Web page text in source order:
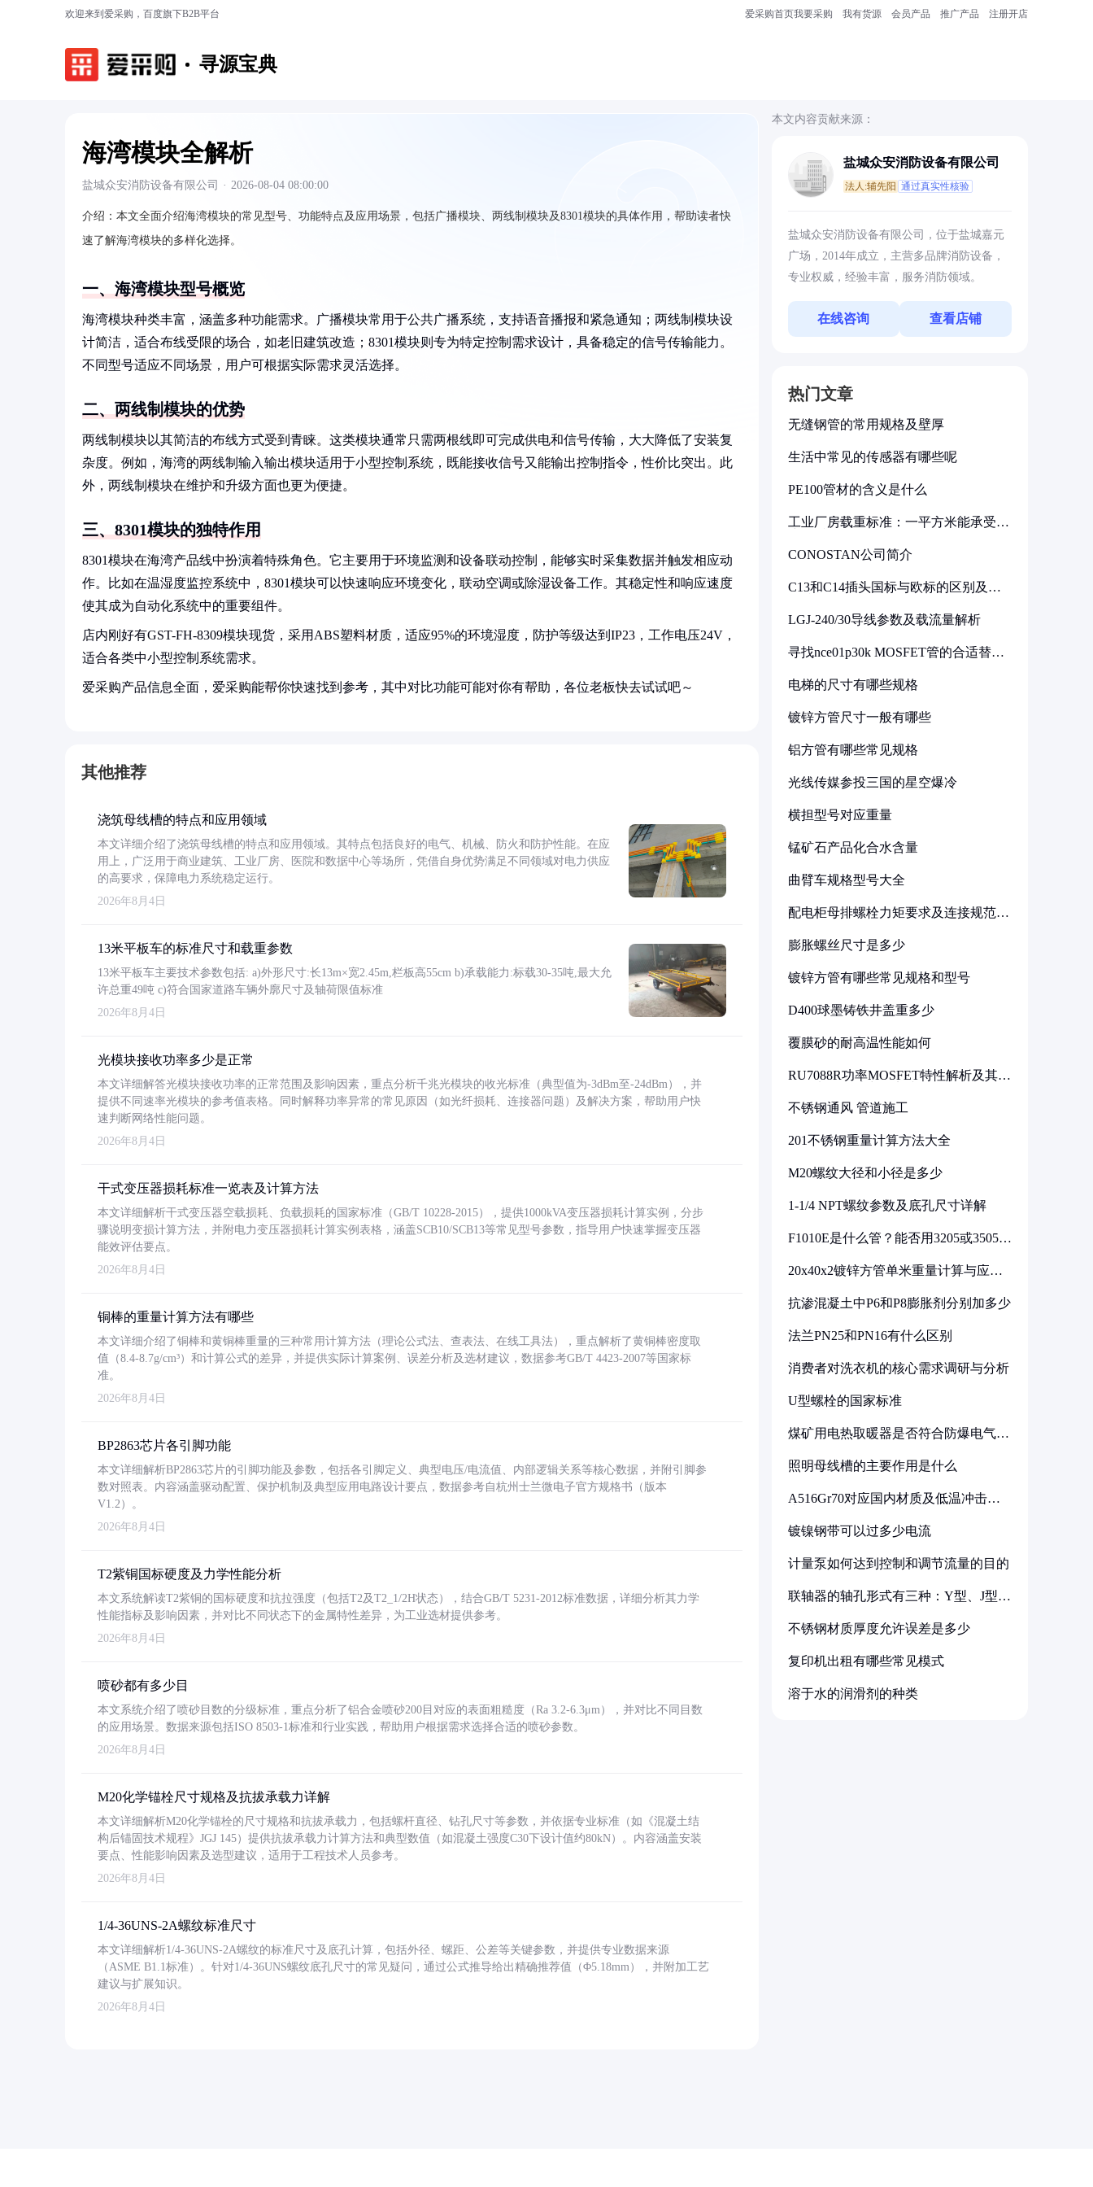
欢迎来到爱采购，百度旗下B2B平台 爱采购首页我要采购 我有货源 会员产品 推广产品 注册开店
寻源宝典
海湾模块全解析
盐城众安消防设备有限公司 · 2026-08-04 08:00:00
介绍： 本文全面介绍海湾模块的常见型号、功能特点及应用场景，包括广播模块、两线制模块及8301模块的具体作用，帮助读者快
速了解海湾模块的多样化选择。
一、海湾模块型号概览
海湾模块种类丰富，涵盖多种功能需求。广播模块常用于公共广播系统，支持语音播报和紧急通知；两线制模块设
计简洁，适合布线受限的场合，如老旧建筑改造；8301模块则专为特定控制需求设计，具备稳定的信号传输能力。
不同型号适应不同场景，用户可根据实际需求灵活选择。
二、两线制模块的优势
两线制模块以其简洁的布线方式受到青睐。这类模块通常只需两根线即可完成供电和信号传输，大大降低了安装复
杂度。例如，海湾的两线制输入输出模块适用于小型控制系统，既能接收信号又能输出控制指令，性价比突出。此
外，两线制模块在维护和升级方面也更为便捷。
三、8301模块的独特作用
8301模块在海湾产品线中扮演着特殊角色。它主要用于环境监测和设备联动控制，能够实时采集数据并触发相应动
作。比如在温湿度监控系统中，8301模块可以快速响应环境变化，联动空调或除湿设备工作。其稳定性和响应速度
使其成为自动化系统中的重要组件。
店内刚好有GST-FH-8309模块现货，采用ABS塑料材质，适应95%的环境湿度，防护等级达到IP23，工作电压24V，
适合各类中小型控制系统需求。
爱采购产品信息全面，爱采购能帮你快速找到参考，其中对比功能可能对你有帮助，各位老板快去试试吧～
其他推荐
浇筑母线槽的特点和应用领域
本文详细介绍了浇筑母线槽的特点和应用领域。其特点包括良好的电气、机械、防火和防护性能。在应
用上，广泛用于商业建筑、工业厂房、医院和数据中心等场所，凭借自身优势满足不同领域对电力供应
的高要求，保障电力系统稳定运行。
2026年8月4日
13米平板车的标准尺寸和载重参数
13米平板车主要技术参数包括: a)外形尺寸:长13m×宽2.45m,栏板高55cm b)承载能力:标载30-35吨,最大允
许总重49吨 c)符合国家道路车辆外廓尺寸及轴荷限值标准
2026年8月4日
光模块接收功率多少是正常
本文详细解答光模块接收功率的正常范围及影响因素，重点分析千兆光模块的收光标准（典型值为-3dBm至-24dBm），并
提供不同速率光模块的参考值表格。同时解释功率异常的常见原因（如光纤损耗、连接器问题）及解决方案，帮助用户快
速判断网络性能问题。
2026年8月4日
干式变压器损耗标准一览表及计算方法
本文详细解析干式变压器空载损耗、负载损耗的国家标准（GB/T 10228-2015），提供1000kVA变压器损耗计算实例，分步
骤说明变损计算方法，并附电力变压器损耗计算实例表格，涵盖SCB10/SCB13等常见型号参数，指导用户快速掌握变压器
能效评估要点。
2026年8月4日
铜棒的重量计算方法有哪些
本文详细介绍了铜棒和黄铜棒重量的三种常用计算方法（理论公式法、查表法、在线工具法），重点解析了黄铜棒密度取
值（8.4-8.7g/cm³）和计算公式的差异，并提供实际计算案例、误差分析及选材建议，数据参考GB/T 4423-2007等国家标
准。
2026年8月4日
BP2863芯片各引脚功能
本文详细解析BP2863芯片的引脚功能及参数，包括各引脚定义、典型电压/电流值、内部逻辑关系等核心数据，并附引脚参
数对照表。内容涵盖驱动配置、保护机制及典型应用电路设计要点，数据参考自杭州士兰微电子官方规格书（版本
V1.2）。
2026年8月4日
T2紫铜国标硬度及力学性能分析
本文系统解读T2紫铜的国标硬度和抗拉强度（包括T2及T2_1/2H状态），结合GB/T 5231-2012标准数据，详细分析其力学
性能指标及影响因素，并对比不同状态下的金属特性差异，为工业选材提供参考。
2026年8月4日
喷砂都有多少目
本文系统介绍了喷砂目数的分级标准，重点分析了铝合金喷砂200目对应的表面粗糙度（Ra 3.2-6.3μm），并对比不同目数
的应用场景。数据来源包括ISO 8503-1标准和行业实践，帮助用户根据需求选择合适的喷砂参数。
2026年8月4日
M20化学锚栓尺寸规格及抗拔承载力详解
本文详细解析M20化学锚栓的尺寸规格和抗拔承载力，包括螺杆直径、钻孔尺寸等参数，并依据专业标准（如《混凝土结
构后锚固技术规程》JGJ 145）提供抗拔承载力计算方法和典型数值（如混凝土强度C30下设计值约80kN）。内容涵盖安装
要点、性能影响因素及选型建议，适用于工程技术人员参考。
2026年8月4日
1/4-36UNS-2A螺纹标准尺寸
本文详细解析1/4-36UNS-2A螺纹的标准尺寸及底孔计算，包括外径、螺距、公差等关键参数，并提供专业数据来源
（ASME B1.1标准）。针对1/4-36UNS螺纹底孔尺寸的常见疑问，通过公式推导给出精确推荐值（Φ5.18mm），并附加工艺
建议与扩展知识。
2026年8月4日
本文内容贡献来源：
盐城众安消防设备有限公司
法人:辅先阳 通过真实性核验
盐城众安消防设备有限公司，位于盐城嘉元
广场，2014年成立，主营多品牌消防设备，
专业权威，经验丰富，服务消防领域。
在线咨询 查看店铺
热门文章
无缝钢管的常用规格及壁厚
生活中常见的传感器有哪些呢
PE100管材的含义是什么
工业厂房载重标准：一平方米能承受多
CONOSTAN公司简介
C13和C14插头国标与欧标的区别及其
LGJ-240/30导线参数及载流量解析
寻找nce01p30k MOSFET管的合适替代
电梯的尺寸有哪些规格
镀锌方管尺寸一般有哪些
铝方管有哪些常见规格
光线传媒参投三国的星空爆冷
横担型号对应重量
锰矿石产品化合水含量
曲臂车规格型号大全
配电柜母排螺栓力矩要求及连接规范详
膨胀螺丝尺寸是多少
镀锌方管有哪些常见规格和型号
D400球墨铸铁井盖重多少
覆膜砂的耐高温性能如何
RU7088R功率MOSFET特性解析及其在
不锈钢通风 管道施工
201不锈钢重量计算方法大全
M20螺纹大径和小径是多少
1-1/4 NPT螺纹参数及底孔尺寸详解
F1010E是什么管？能否用3205或3505代
20x40x2镀锌方管单米重量计算与应用
抗渗混凝土中P6和P8膨胀剂分别加多少
法兰PN25和PN16有什么区别
消费者对洗衣机的核心需求调研与分析
U型螺栓的国家标准
煤矿用电热取暖器是否符合防爆电气设
照明母线槽的主要作用是什么
A516Gr70对应国内材质及低温冲击要
镀镍钢带可以过多少电流
计量泵如何达到控制和调节流量的目的
联轴器的轴孔形式有三种：Y型、J型、
不锈钢材质厚度允许误差是多少
复印机出租有哪些常见模式
溶于水的润滑剂的种类